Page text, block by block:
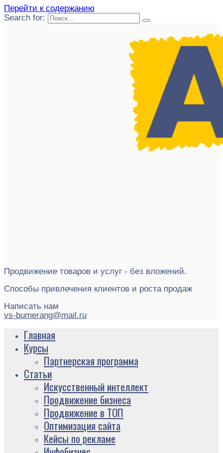
Перейти к содержанию
Search for:
Продвижение товаров и услуг - без вложений.
Способы привлечения клиентов и роста продаж
Написать нам
vs-bumerang@mail.ru
Главная
Курсы
Партнерская программа
Статьи
Искусственный интеллект
Продвижение бизнеса
Продвижение в ТОП
Оптимизация сайта
Кейсы по рекламе